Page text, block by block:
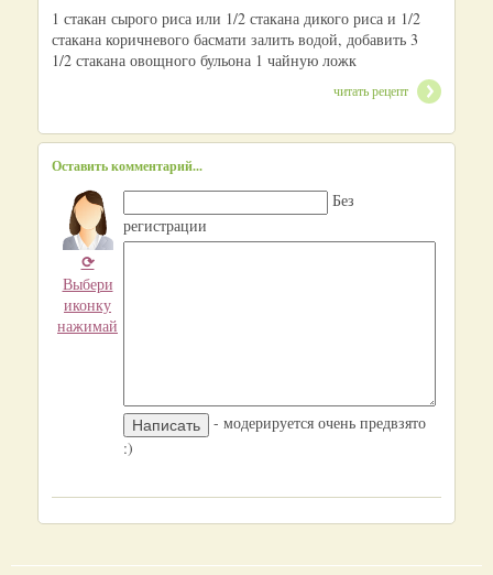
1 стакан сырого риса или 1/2 стакана дикого риса и 1/2
стакана коричневого басмати залить водой, добавить 3
1/2 стакана овощного бульона 1 чайную ложк
читать рецепт
Оставить комментарий...
⟳
Выбери
иконку
нажимай
Без
регистрации
- модерируется очень предвзято
:)